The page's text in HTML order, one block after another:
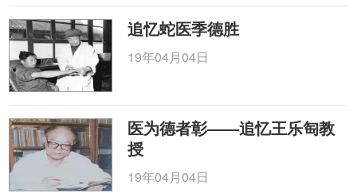
追忆蛇医季德胜
19年04月04日
医为德者彰——追忆王乐匋教
授
19年04月04日